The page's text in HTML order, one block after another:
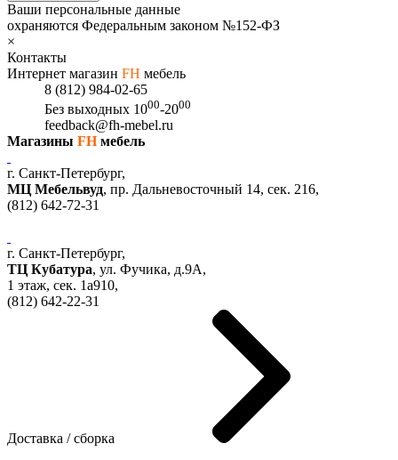
Ваши персональные данные
охраняются Федеральным законом №152-ФЗ
×
Контакты
Интернет магазин FH мебель
8 (812) 984-02-65
Без выходных 1000-2000
feedback@fh-mebel.ru
Магазины FHмебель
г. Санкт-Петербург,
МЦ Мебельвуд, пр. Дальневосточный 14, сек. 216,
(812) 642-72-31
г. Санкт-Петербург,
ТЦ Кубатура, ул. Фучика, д.9А,
1 этаж, сек. 1a910,
(812) 642-22-31
Доставка / сборка